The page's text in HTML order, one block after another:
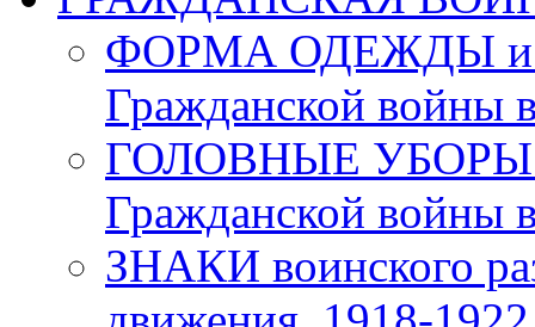
ФОРМА ОДЕЖДЫ и
Гражданской войны
ГОЛОВНЫЕ УБОРЫ
Гражданской войны
ЗНАКИ воинского